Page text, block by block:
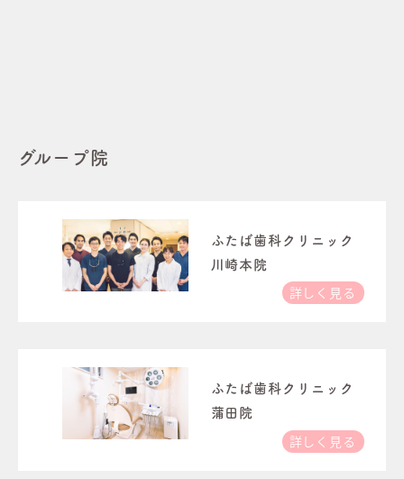
グループ院
ふたば歯科クリニック
川崎本院
詳しく見る
ふたば歯科クリニック
蒲田院
詳しく見る